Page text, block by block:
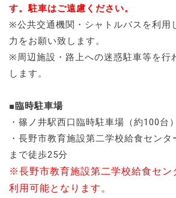
す。駐車はご遠慮ください。
※公共交通機関・シャトルバスを利用
力をお願い致します。
※周辺施設・路上への迷惑駐車等を行
します。
■臨時駐車場
・篠ノ井駅西口臨時駐車場（約100台）
・長野市教育施設第二学校給食セン
まで徒歩25分
※長野市教育施設第二学校給食セン
利用可能となります。